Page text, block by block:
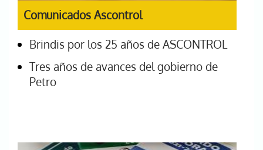
Comunicados Ascontrol
Brindis por los 25 años de ASCONTROL
Tres años de avances del gobierno de
Petro